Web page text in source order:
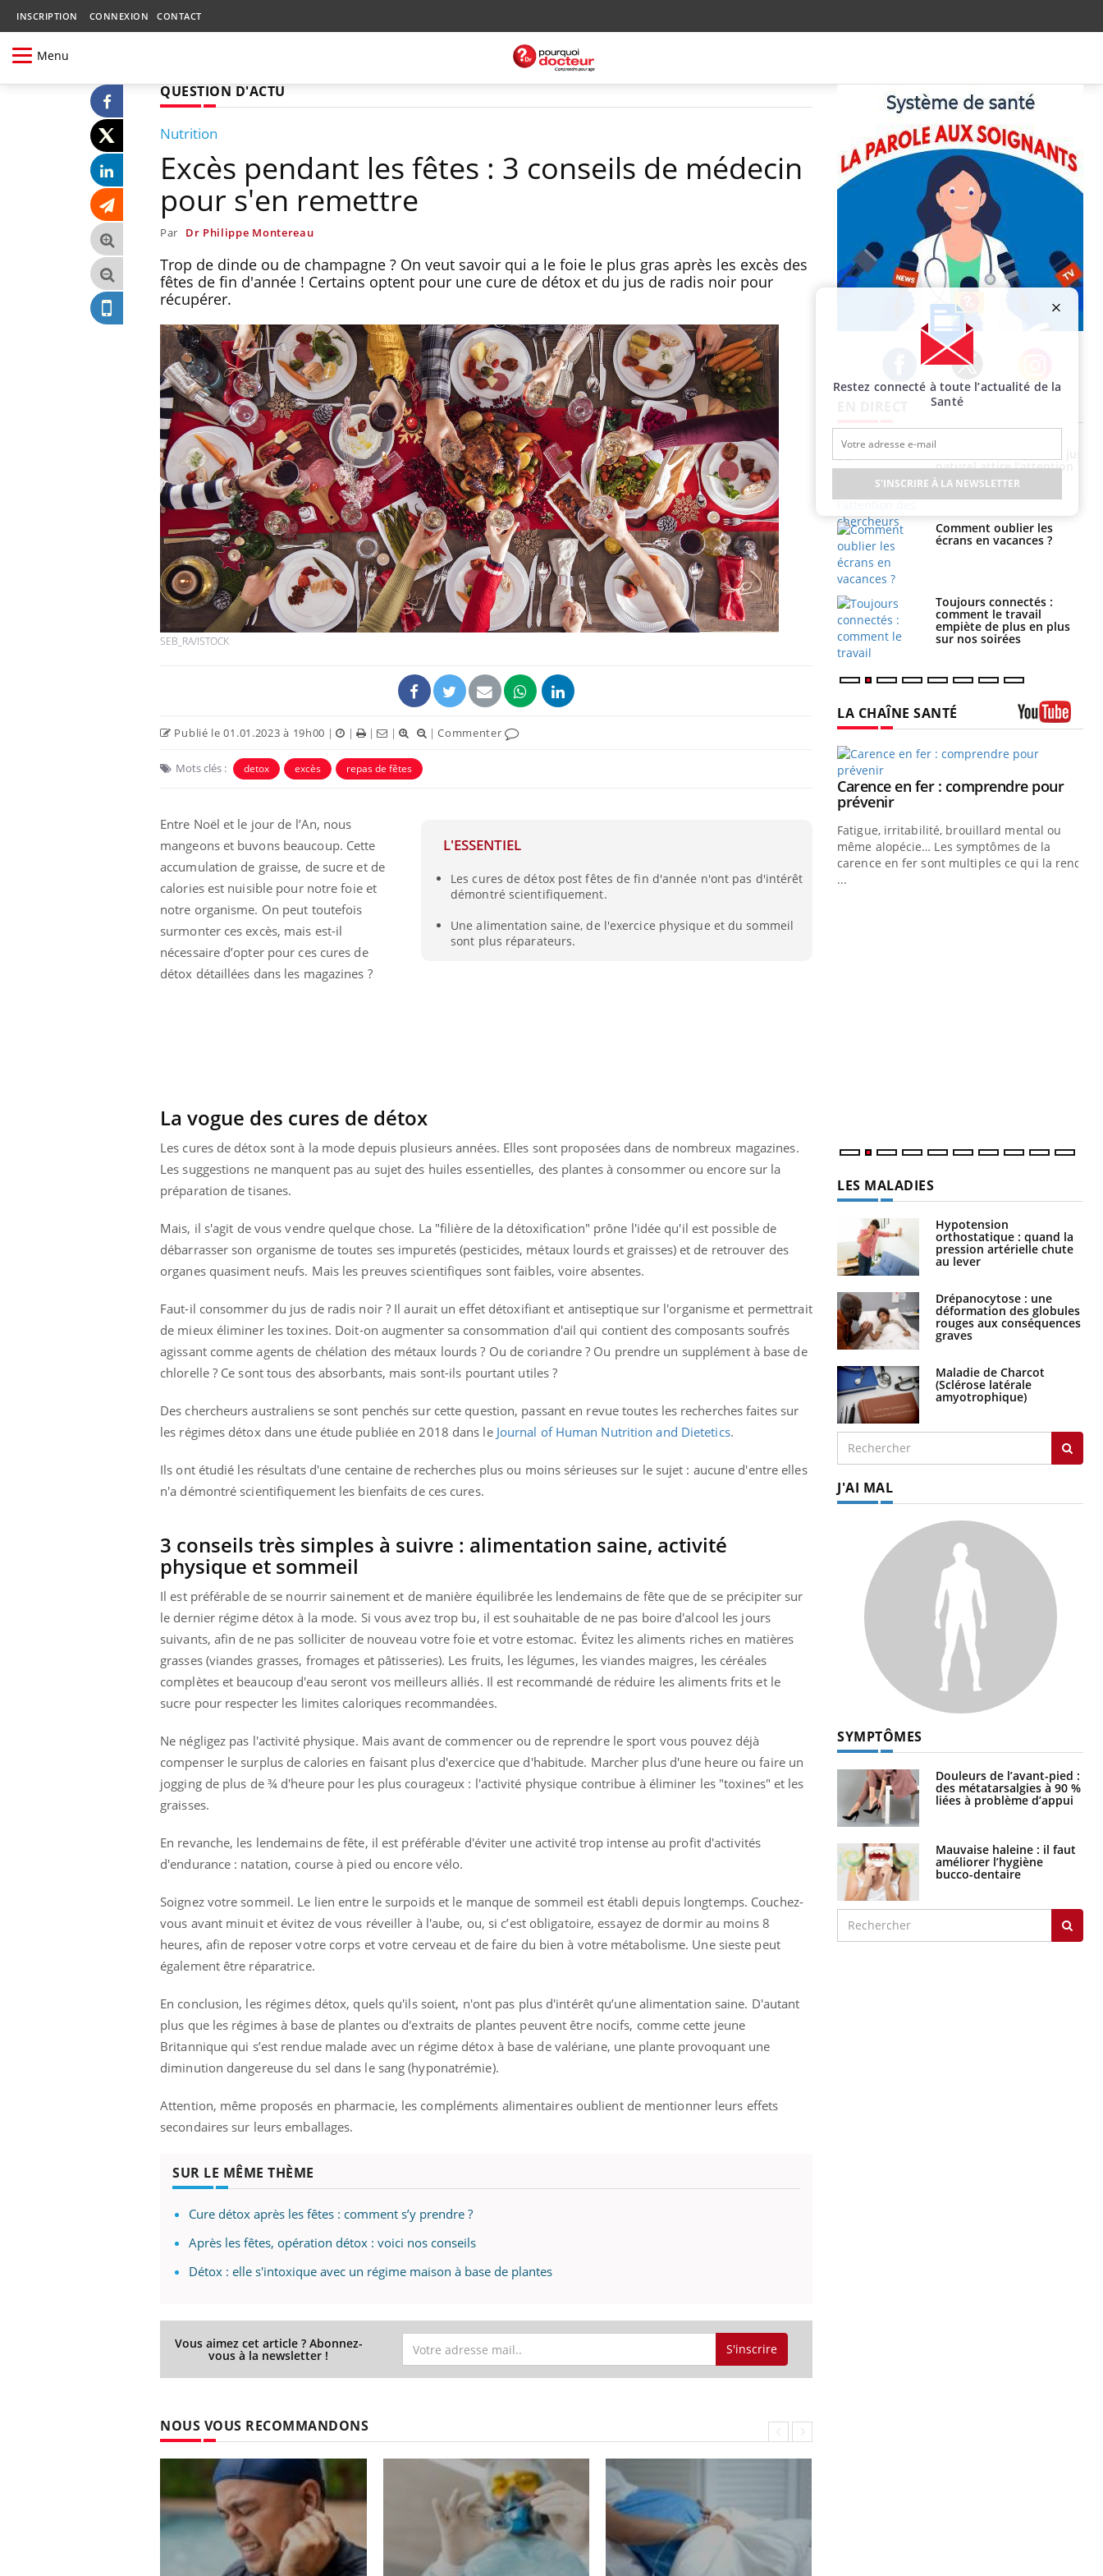
INSCRIPTION CONNEXION CONTACT
Menu
QUESTION D'ACTU
Nutrition
Excès pendant les fêtes : 3 conseils de médecin
pour s'en remettre
Par Dr Philippe Montereau
Trop de dinde ou de champagne ? On veut savoir qui a le foie le plus gras après les excès des
fêtes de fin d'année ! Certains optent pour une cure de détox et du jus de radis noir pour
récupérer.
SEB_RA/ISTOCK
Publié le 01.01.2023 à 19h00 | | | | |Commenter
Mots clés : detox excès repas de fêtes
L'ESSENTIEL
Les cures de détox post fêtes de fin d'année n'ont pas d'intérêt
démontré scientifiquement.
Une alimentation saine, de l'exercice physique et du sommeil
sont plus réparateurs.
Entre Noël et le jour de l’An, nous
mangeons et buvons beaucoup. Cette
accumulation de graisse, de sucre et de
calories est nuisible pour notre foie et
notre organisme. On peut toutefois
surmonter ces excès, mais est-il
nécessaire d’opter pour ces cures de
détox détaillées dans les magazines ?
La vogue des cures de détox
Les cures de détox sont à la mode depuis plusieurs années. Elles sont proposées dans de nombreux magazines.
Les suggestions ne manquent pas au sujet des huiles essentielles, des plantes à consommer ou encore sur la
préparation de tisanes.
Mais, il s'agit de vous vendre quelque chose. La "filière de la détoxification" prône l'idée qu'il est possible de
débarrasser son organisme de toutes ses impuretés (pesticides, métaux lourds et graisses) et de retrouver des
organes quasiment neufs. Mais les preuves scientifiques sont faibles, voire absentes.
Faut-il consommer du jus de radis noir ? Il aurait un effet détoxifiant et antiseptique sur l'organisme et permettrait
de mieux éliminer les toxines. Doit-on augmenter sa consommation d'ail qui contient des composants soufrés
agissant comme agents de chélation des métaux lourds ? Ou de coriandre ? Ou prendre un supplément à base de
chlorelle ? Ce sont tous des absorbants, mais sont-ils pourtant utiles ?
Des chercheurs australiens se sont penchés sur cette question, passant en revue toutes les recherches faites sur
les régimes détox dans une étude publiée en 2018 dans le Journal of Human Nutrition and Dietetics.
Ils ont étudié les résultats d'une centaine de recherches plus ou moins sérieuses sur le sujet : aucune d'entre elles
n'a démontré scientifiquement les bienfaits de ces cures.
3 conseils très simples à suivre : alimentation saine, activité
physique et sommeil
Il est préférable de se nourrir sainement et de manière équilibrée les lendemains de fête que de se précipiter sur
le dernier régime détox à la mode. Si vous avez trop bu, il est souhaitable de ne pas boire d'alcool les jours
suivants, afin de ne pas solliciter de nouveau votre foie et votre estomac. Évitez les aliments riches en matières
grasses (viandes grasses, fromages et pâtisseries). Les fruits, les légumes, les viandes maigres, les céréales
complètes et beaucoup d'eau seront vos meilleurs alliés. Il est recommandé de réduire les aliments frits et le
sucre pour respecter les limites caloriques recommandées.
Ne négligez pas l'activité physique. Mais avant de commencer ou de reprendre le sport vous pouvez déjà
compenser le surplus de calories en faisant plus d'exercice que d'habitude. Marcher plus d'une heure ou faire un
jogging de plus de ¾ d'heure pour les plus courageux : l'activité physique contribue à éliminer les "toxines" et les
graisses.
En revanche, les lendemains de fête, il est préférable d'éviter une activité trop intense au profit d'activités
d'endurance : natation, course à pied ou encore vélo.
Soignez votre sommeil. Le lien entre le surpoids et le manque de sommeil est établi depuis longtemps. Couchez-
vous avant minuit et évitez de vous réveiller à l'aube, ou, si c’est obligatoire, essayez de dormir au moins 8
heures, afin de reposer votre corps et votre cerveau et de faire du bien à votre métabolisme. Une sieste peut
également être réparatrice.
En conclusion, les régimes détox, quels qu'ils soient, n'ont pas plus d'intérêt qu’une alimentation saine. D'autant
plus que les régimes à base de plantes ou d'extraits de plantes peuvent être nocifs, comme cette jeune
Britannique qui s’est rendue malade avec un régime détox à base de valériane, une plante provoquant une
diminution dangereuse du sel dans le sang (hyponatrémie).
Attention, même proposés en pharmacie, les compléments alimentaires oublient de mentionner leurs effets
secondaires sur leurs emballages.
SUR LE MÊME THÈME
Cure détox après les fêtes : comment s’y prendre ?
Après les fêtes, opération détox : voici nos conseils
Détox : elle s'intoxique avec un régime maison à base de plantes
Vous aimez cet article ? Abonnez-
vous à la newsletter ! S'inscrire
NOUS VOUS RECOMMANDONS
Facebook Twitter Instagram
Comment éviter une otite
pendant les vacances ?
Hantavirus : un cas
détecté chez un touriste
en France
Mortalité infantile : un
rapport s’interroge sur
son taux élevé en France
naturel attire l'attention
des chercheurs
Comment oublier les
écrans en vacances ?
Toujours connectés :
comment le travail
empiète de plus en plus
sur nos soirées
stratégie simple aurait
changé la donne au Pays
basque
Chikungunya, dengue,
West Nile : que se passe-
Les médicaments GLP-1
protègent-ils aussi les os
?
LA CHAÎNE SANTÉ
Youtube
Eczéma Chronique des Mains :
expliquer ma maladie
Il y a des sujets qui sont faciles à aborder...
d'autres non ! D'un côté, poser des
questions sur la maladie d'un proche c'est
Youtube
Carence en fer : comprendre pour
prévenirYoutube
Fatigue, irritabilité, brouillard mental ou
même alopécie… Les symptômes de la
carence en fer sont multiples ce qui la rend
...
LES MALADIES
Hypotension
orthostatique : quand la
pression artérielle chute
au lever
Drépanocytose : une
déformation des globules
rouges aux conséquences
graves
Maladie de Charcot
(Sclérose latérale
amyotrophique)
J'AI MAL
SYMPTÔMES
Douleurs de l’avant-pied :
des métatarsalgies à 90 %
liées à problème d’appui
Mauvaise haleine : il faut
améliorer l’hygiène
bucco-dentaire
Restez connecté à toute l’actualité de la
Santé
S'INSCRIRE À LA NEWSLETTER